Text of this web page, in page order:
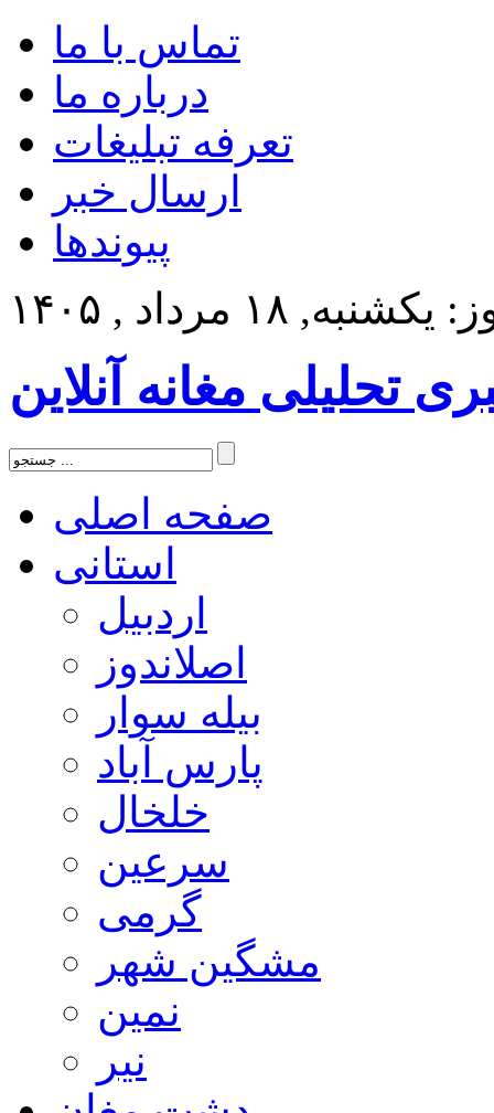
تماس با ما
درباره ما
تعرفه تبلیغات
ارسال خبر
پیوندها
۱۸ مرداد , ۱۴۰۵
تحلیلی مغانه آنلاین
صفحه اصلی
استانی
اردبیل
اصلاندوز
بیله سوار
پارس آباد
خلخال
سرعین
گرمی
مشگین شهر
نمین
نیر